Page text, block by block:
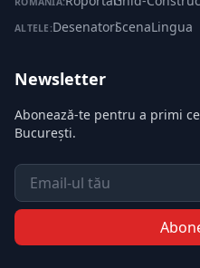
ALTELE:Desenatori·ScenaLingua
Newsletter
Abonează-te pentru a primi
București.
Email